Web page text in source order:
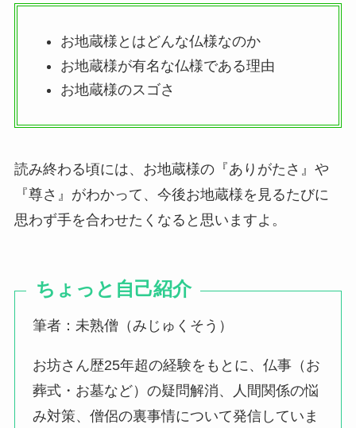
お地蔵様とはどんな仏様なのか
お地蔵様が有名な仏様である理由
お地蔵様のスゴさ
読み終わる頃には、お地蔵様の『ありがたさ』や
『尊さ』がわかって、今後お地蔵様を見るたびに
思わず手を合わせたくなると思いますよ。
ちょっと自己紹介
筆者：未熟僧（みじゅくそう）
お坊さん歴25年超の経験をもとに、仏事（お
葬式・お墓など）の疑問解消、人間関係の悩
み対策、僧侶の裏事情について発信していま